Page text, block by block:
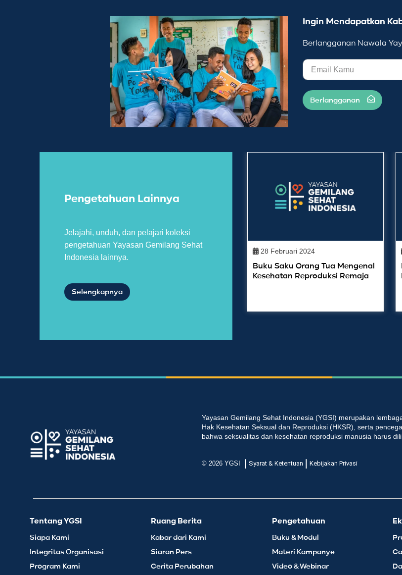
Ingin Mendapatkan
Berlangganan Nawala
Berlangganan
Pengetahuan Lainnya
Jelajahi, unduh, dan pelajari koleksi
pengetahuan Yayasan Gemilang Sehat
Indonesia lainnya.
Selengkapnya
28 Februari 2024
Buku Saku Orang Tua Mengenal
Kesehatan Reproduksi Remaja
Yayasan Gemilang Sehat Indonesia (YGSI) merupakan
Hak Kesehatan Seksual dan Reproduksi (HKSR), serta
bahwa seksualitas dan kesehatan reproduksi manusia harus
© 2026 YGSI |Syarat & Ketentuan |Kebijakan Privasi
Tentang YGSI
Siapa Kami
Integritas Organisasi
Program Kami
Ruang Berita
Kabar dari Kami
Siaran Pers
Cerita Perubahan
Pengetahuan
Buku & Modul
Materi Kampanye
Video & Webinar